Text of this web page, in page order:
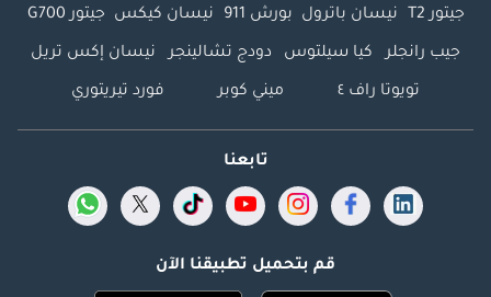
جيتور T2 نيسان باترول بورش 911 نيسان كيكس جيتور G700
جيب رانجلر كيا سيلتوس دودج تشالينجر نيسان إكس تريل
تويوتا راف ٤ ميني كوبر فورد تيريتوري
تابعنا
قم بتحميل تطبيقنا الآن